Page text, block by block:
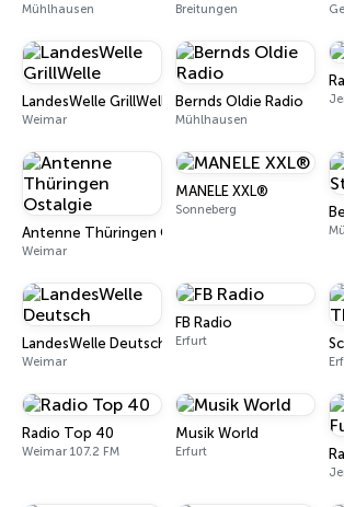
Mühlhausen Breitungen
LandesWelle GrillWelle
Weimar
Bernds Oldie Radio
Mühlhausen
Antenne Thüringen Ostalgie
Weimar
MANELE XXL®
Sonneberg
LandesWelle Deutsch
Weimar
FB Radio
Erfurt
Radio Top 40
Weimar 107.2 FM
Musik World
Erfurt